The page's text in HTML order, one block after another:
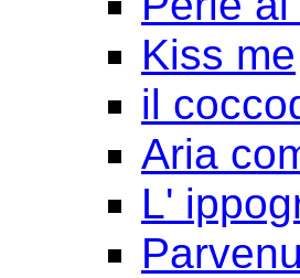
Kiss me
il
Aria
L'
Parvenu